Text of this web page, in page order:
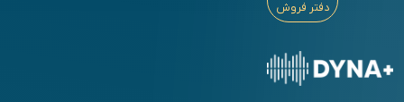
دفتر فروش